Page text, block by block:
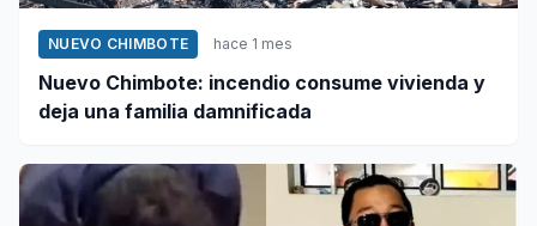
NUEVO CHIMBOTE hace 1 mes
Nuevo Chimbote: incendio consume vivienda y
deja una familia damnificada